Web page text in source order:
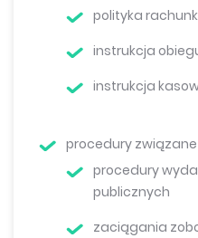
polityka
instrukcja
instrukcja
procedury
procedury
publicznych
zaciągania